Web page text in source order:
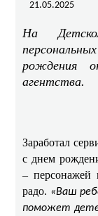
21.05.2025
На
рождения
агентства.
Заработал
с днем
– персонажей
радо. «Ваш
поможет